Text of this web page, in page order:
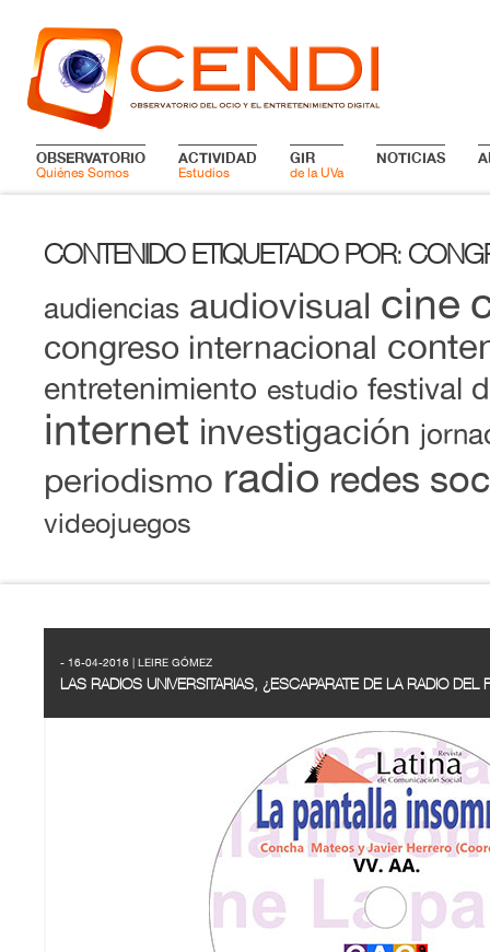
OBSERVATORIO
Quiénes Somos
ACTIVIDAD
Estudios
GIR
de la UVa
NOTICIAS
CONTENIDO ETIQUETADO POR:
audiencias audiovisual cine
congreso internacional
entretenimiento estudio festival
internet investigación
periodismo radio redes
videojuegos
- 16-04-2016 | LEIRE GÓMEZ
LAS RADIOS UNIVERSITARIAS, ¿ESCAPARATE DE LA RADIO DEL